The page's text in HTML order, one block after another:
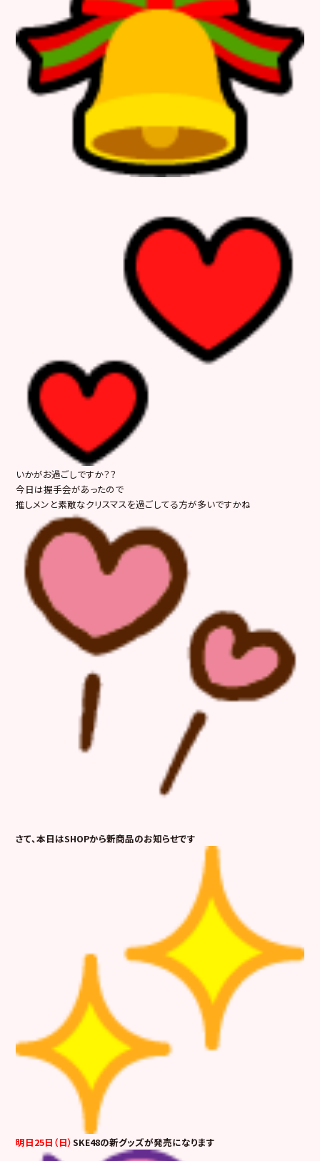
いかがお過ごしですか？？
今日は握手会があったので
推しメンと素敵なクリスマスを過ごしてる方が多いですかね
さて、本日はSHOPから新商品のお知らせです
明日25日（日）SKE48の新グッズが発売になります